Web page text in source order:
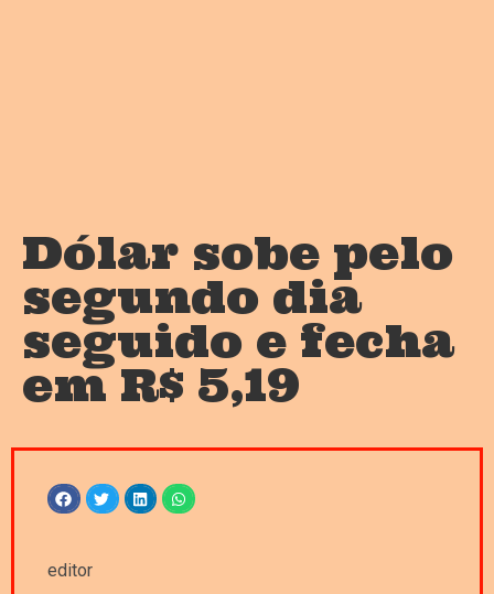
Dólar sobe pelo
segundo dia
seguido e fecha
em R$ 5,19
editor